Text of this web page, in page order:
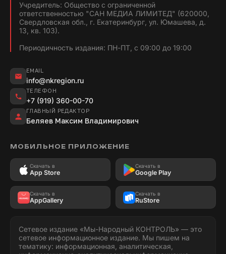
Учредитель: Общество с ограниченной
ответственностью "САН МЕДИА ЛИМИТЕД" (620000,
Свердловская обл., г. Екатеринбург, ул. Юмашева, д.
13, кв. 103).
Периодичность издания: ПН-ПТ, с 09:00 до 19:00
EMAIL
info@nkregion.ru
ТЕЛЕФОН
+7 (919) 360-00-70
ГЛАВНЫЙ РЕДАКТОР
Беляев Максим Владимирович
МОБИЛЬНОЕ ПРИЛОЖЕНИЕ
Скачать в
App Store
Скачать в
Google Play
Скачать в
AppGallery
Скачать в
RuStore
Сетевое издание «Мы-Народный КОНТРОЛЬ» — это
сетевое информационное издание. Мы пишем на
тематику: информационная, аналитическая,